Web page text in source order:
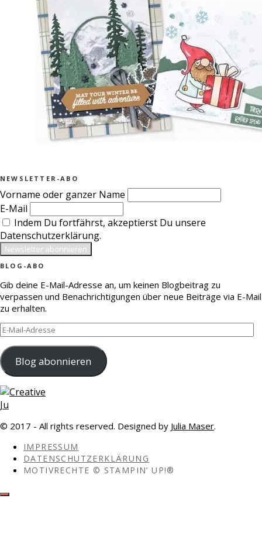
NEWSLETTER-ABO
Vorname oder ganzer Name
E-Mail
Indem Du fortfährst, akzeptierst Du unsere
Datenschutzerklärung.
BLOG-ABO
Gib deine E-Mail-Adresse an, um keinen Blogbeitrag zu
verpassen und Benachrichtigungen über neue Beiträge via E-Mail
zu erhalten.
E-
Mail-
Adresse
Blog abonnieren
© 2017 - All rights reserved. Designed by Julia Maser.
IMPRESSUM
DATENSCHUTZERKLÄRUNG
MOTIVRECHTE © STAMPIN’ UP!®